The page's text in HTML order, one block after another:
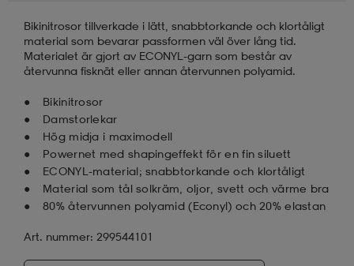
Bikinitrosor tillverkade i lätt, snabbtorkande och klortåligt
material som bevarar passformen väl över lång tid.
Materialet är gjort av ECONYL-garn som består av
återvunna fisknät eller annan återvunnen polyamid.
Bikinitrosor
Damstorlekar
Hög midja i maximodell
Powernet med shapingeffekt för en fin siluett
ECONYL-material; snabbtorkande och klortåligt
Material som tål solkräm, oljor, svett och värme bra
80% återvunnen polyamid (Econyl) och 20% elastan
Art. nummer: 299544101